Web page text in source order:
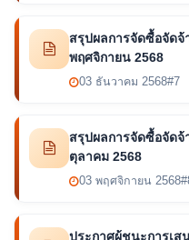
สรุปผลการจัดซื้อจัดจ้
พฤศจิกายน 2568
03 ธันวาคม 2568#7
สรุปผลการจัดซื้อจัดจ้
ตุลาคม 2568
03 พฤศจิกายน 2568
ประกาศผู้ชนะการเส